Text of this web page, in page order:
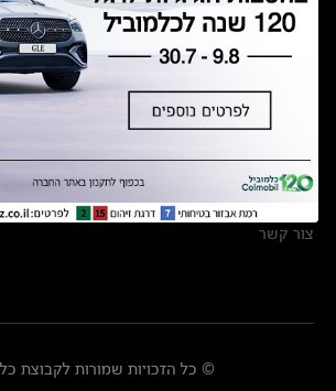
תקנון ימי מכירות 120 לכלמוביל
מצאו אותנו
אולמות תצוגה
מרכזי שירות
צור קשר
© כל הזכויות שמורות לקבוצת